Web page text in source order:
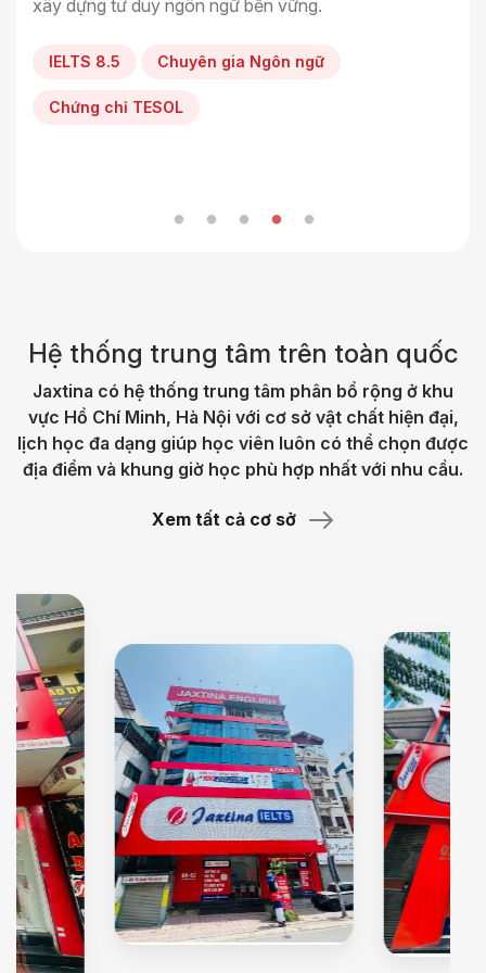
nhiều bài tập thực hành, giúp học viên nói nhiều hơn,
truyền đạt kiến thức ngôn ngữ chuẩn xác mà còn
động. Với phương pháp sư phạm linh hoạt, tôi cam kết
giúp học viên bứt phá rào cản ngôn ngữ và đạt được
mục tiêu học tập một cách hiệu quả nhất.
xây dựng tư duy ngôn ngữ bền vững.
IELTS 8.5 Chuyên gia Ngôn ngữ
Chứng chỉ TESOL
Hệ thống trung tâm trên toàn quốc
Jaxtina có hệ thống trung tâm phân bổ rộng ở khu
vực Hồ Chí Minh, Hà Nội với cơ sở vật chất hiện đại,
lịch học đa dạng giúp học viên luôn có thể chọn được
địa điểm và khung giờ học phù hợp nhất với nhu cầu.
Xem tất cả cơ sở